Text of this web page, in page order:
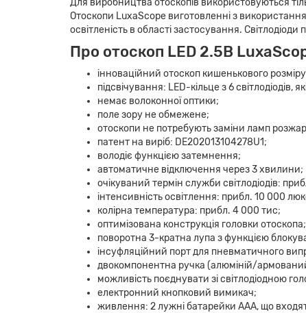
Отоскопи LuxaScope виготовленні з
освітленість в області застосування.
Про отоскоп LED 2.5В
інноваційний отоскоп кишенькового
підсвічування: LED-кільце з 6
немає волоконної оптики;
поле зору не обмежене;
отоскопи не потребують заміни ламп
патент на виріб: DE202013104278U1;
володіє функцією затемнення;
автоматичне відключення через 3 хвилини;
очікуваний термін служби світлодіодів:
інтенсивність освітлення: прибл. 10 000
колірна температура: прибл. 4 000 тис;
оптимізована конструкція головки отоскопа;
поворотна 3-кратна лупа з функцією
інсуфляційний порт для пневматичного
двокомпонентна ручка (алюміній/
можливість поєднувати зі світлодіодною
електронний кнопковий вимикач;
живлення: 2 лужні батарейки AAA, що